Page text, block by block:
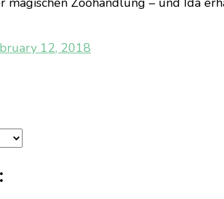
12, 2018